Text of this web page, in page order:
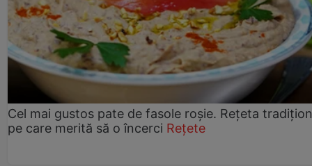
Cel mai gustos pate de fasole roșie. Rețeta
pe care merită să o încerci Rețete